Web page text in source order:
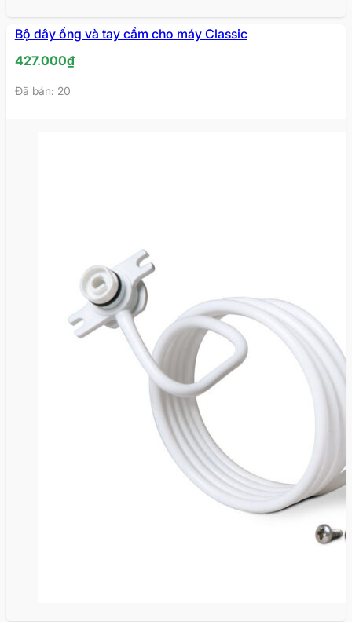
HẾT
HÀNG
Bộ dây ống và tay cầm cho máy Classic
427.000₫
Đã bán: 20